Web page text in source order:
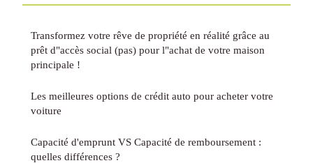
Transformez votre rêve de propriété en réalité grâce au
prêt d"accès social (pas) pour l"achat de votre maison
principale !
Les meilleures options de crédit auto pour acheter votre
voiture
Capacité d'emprunt VS Capacité de remboursement :
quelles différences ?